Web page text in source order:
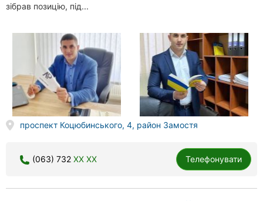
зібрав позицію, під...
проспект Коцюбинського, 4, район Замостя
(063) 732 XX XX Телефонувати